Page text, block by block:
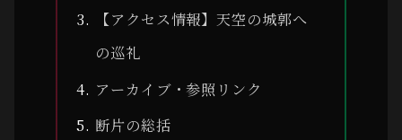
【アクセス情報】天空の城郭へ
の巡礼
アーカイブ・参照リンク
断片の総括